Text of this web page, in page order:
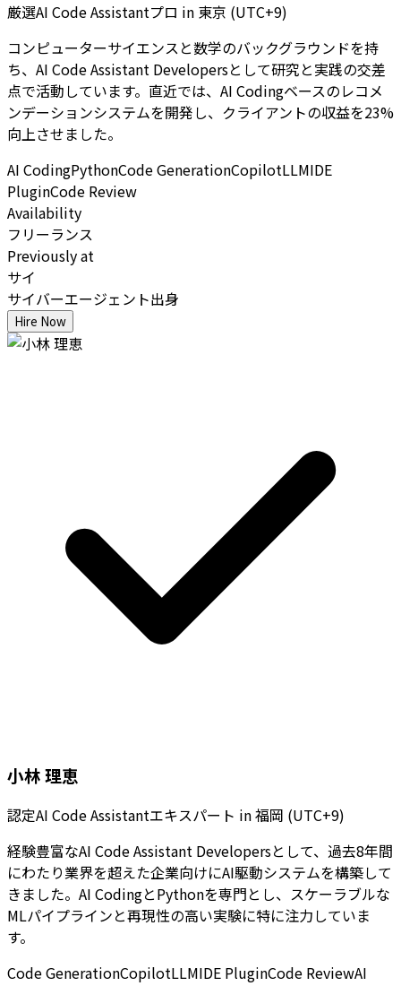
厳選AI Code Assistantプロ in 東京 (UTC+9)
コンピューターサイエンスと数学のバックグラウンドを持
ち、AI Code Assistant Developersとして研究と実践の交差
点で活動しています。直近では、AI Codingベースのレコメ
ンデーションシステムを開発し、クライアントの収益を23%
向上させました。
AI CodingPythonCode GenerationCopilotLLMIDE
PluginCode Review
Availability
フリーランス
Previously at
サイ
サイバーエージェント出身
Hire Now
小林 理恵
認定AI Code Assistantエキスパート in福岡 (UTC+9)
経験豊富なAI Code Assistant Developersとして、過去8年間
にわたり業界を超えた企業向けにAI駆動システムを構築して
きました。AI CodingとPythonを専門とし、スケーラブルな
MLパイプラインと再現性の高い実験に特に注力していま
す。
Code GenerationCopilotLLMIDE PluginCode ReviewAI